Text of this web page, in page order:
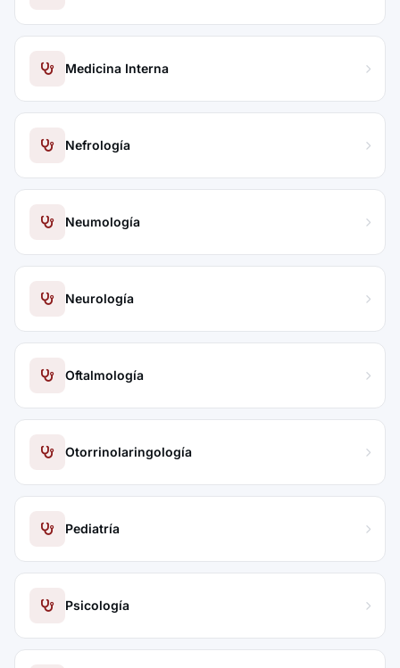
Medicina Interna
Nefrología
Neumología
Neurología
Oftalmología
Otorrinolaringología
Pediatría
Psicología